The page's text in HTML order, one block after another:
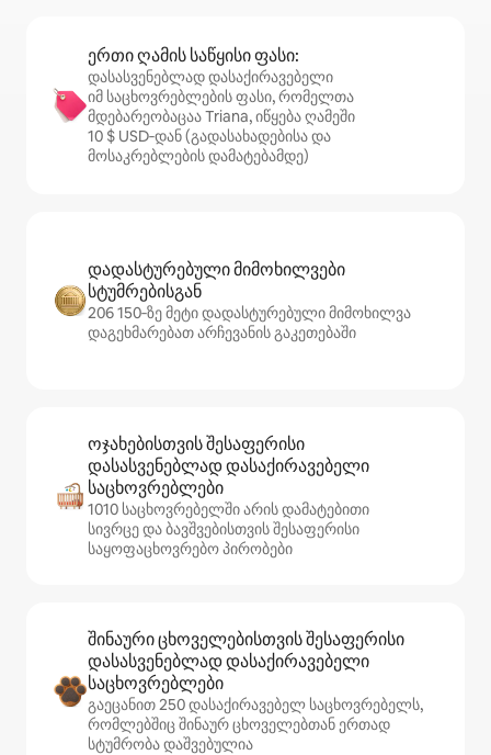
ერთი ღამის საწყისი ფასი:
დასასვენებლად დასაქირავებელი
იმ საცხოვრებლების ფასი, რომელთა
მდებარეობაცაა Triana, იწყება ღამეში
10 $ USD‑დან (გადასახადებისა და
მოსაკრებლების დამატებამდე)
დადასტურებული მიმოხილვები
სტუმრებისგან
206 150‑ზე მეტი დადასტურებული მიმოხილვა
დაგეხმარებათ არჩევანის გაკეთებაში
ოჯახებისთვის შესაფერისი
დასასვენებლად დასაქირავებელი
საცხოვრებლები
1010 საცხოვრებელში არის დამატებითი
სივრცე და ბავშვებისთვის შესაფერისი
საყოფაცხოვრებო პირობები
შინაური ცხოველებისთვის შესაფერისი
დასასვენებლად დასაქირავებელი
საცხოვრებლები
გაეცანით 250 დასაქირავებელ საცხოვრებელს,
რომლებშიც შინაურ ცხოველებთან ერთად
სტუმრობა დაშვებულია